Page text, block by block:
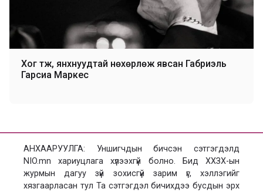
Хог түүж, янхнуудтай нөхөрлөж явсан Габриэль
Гарсиа Маркес
АНХААРУУЛГА: Уншигчдын бичсэн сэтгэгдэлд
NIO.mn хариуцлага хүлээхгүй болно. Бид ХХЗХ-ын
журмын дагуу зүй зохисгүй зарим үг, хэллэгийг
хязгаарласан тул Та сэтгэгдэл бичихдээ бусдын эрх